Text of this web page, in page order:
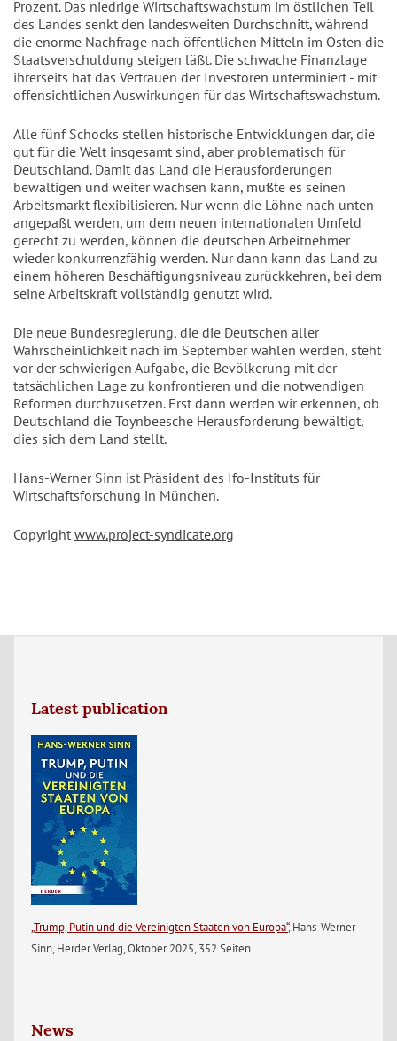
Prozent. Das niedrige Wirtschaftswachstum im östlichen Teil
des Landes senkt den landesweiten Durchschnitt, während
die enorme Nachfrage nach öffentlichen Mitteln im Osten die
Staatsverschuldung steigen läßt. Die schwache Finanzlage
ihrerseits hat das Vertrauen der Investoren unterminiert - mit
offensichtlichen Auswirkungen für das Wirtschaftswachstum.
Alle fünf Schocks stellen historische Entwicklungen dar, die
gut für die Welt insgesamt sind, aber problematisch für
Deutschland. Damit das Land die Herausforderungen
bewältigen und weiter wachsen kann, müßte es seinen
Arbeitsmarkt flexibilisieren. Nur wenn die Löhne nach unten
angepaßt werden, um dem neuen internationalen Umfeld
gerecht zu werden, können die deutschen Arbeitnehmer
wieder konkurrenzfähig werden. Nur dann kann das Land zu
einem höheren Beschäftigungsniveau zurückkehren, bei dem
seine Arbeitskraft vollständig genutzt wird.
Die neue Bundesregierung, die die Deutschen aller
Wahrscheinlichkeit nach im September wählen werden, steht
vor der schwierigen Aufgabe, die Bevölkerung mit der
tatsächlichen Lage zu konfrontieren und die notwendigen
Reformen durchzusetzen. Erst dann werden wir erkennen, ob
Deutschland die Toynbeesche Herausforderung bewältigt,
dies sich dem Land stellt.
Hans-Werner Sinn ist Präsident des Ifo-Instituts für
Wirtschaftsforschung in München.
Copyright www.project-syndicate.org
Latest publication
„Trump, Putin und die Vereinigten Staaten von Europa“, Hans-Werner
Sinn, Herder Verlag, Oktober 2025, 352 Seiten.
News